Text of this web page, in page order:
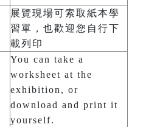
展覽現場可索取紙本學
習單，也歡迎您自行下
載列印
You can take a
worksheet at the
exhibition, or
download and print it
yourself.